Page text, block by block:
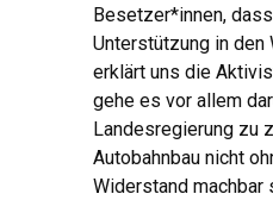
Besetzer*innen,
Unterstützung in den
erklärt uns die
gehe es vor allem
Landesregierung zu
Autobahnbau nicht
Widerstand machbar